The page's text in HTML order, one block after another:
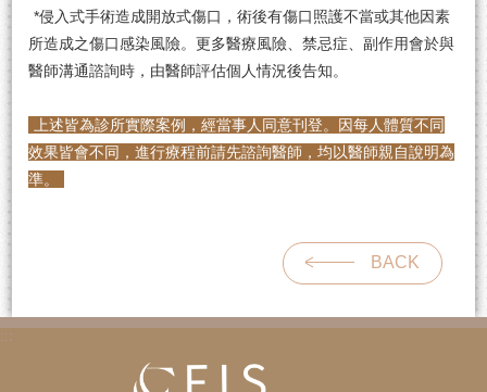
*侵入式手術造成開放式傷口，術後有傷口照護不當或其他因素
所造成之傷口感染風險。更多醫療風險、禁忌症、副作用會於與
醫師溝通諮詢時，由醫師評估個人情況後告知。
上述皆為診所實際案例，經當事人同意刊登。因每人體質不同
效果皆會不同，進行療程前請先諮詢醫師，均以醫師親自說明為
準。
BACK
:::